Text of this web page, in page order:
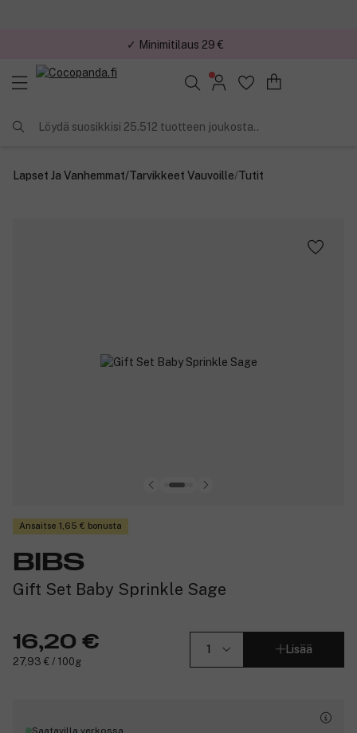
✓ Minimitilaus 29 €
Löydä suosikkisi 25.512 tuotteen joukosta..
Lapset Ja Vanhemmat/Tarvikkeet Vauvoille/Tutit
Ansaitse 1,65 € bonusta
BIBS
Gift Set Baby Sprinkle Sage
16,20 €
27,93 € / 100g
Lisää
Saatavilla verkossa